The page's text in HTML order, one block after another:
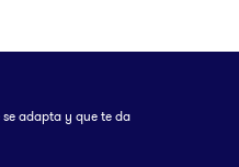
adapta y que te da